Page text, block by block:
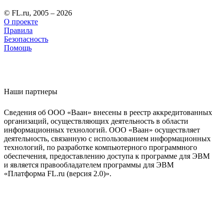
© FL.ru, 2005 – 2026
О проекте
Правила
Безопасность
Помощь
Наши партнеры
Сведения об ООО «Ваан» внесены в реестр аккредитованных
организаций, осуществляющих деятельность в области
информационных технологий. ООО «Ваан» осуществляет
деятельность, связанную с использованием информационных
технологий, по разработке компьютерного программного
обеспечения, предоставлению доступа к программе для ЭВМ
и является правообладателем программы для ЭВМ
«Платформа FL.ru (версия 2.0)».